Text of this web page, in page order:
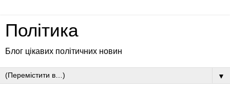
Політика
Блог цікавих політичних новин
▼